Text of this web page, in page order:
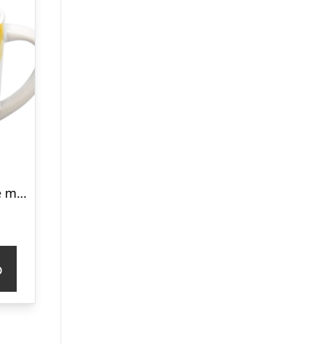
Verdens sødeste mormor krus